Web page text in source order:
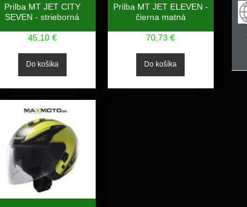
Prilba MT JET CITY
SEVEN - strieborná
45,10 €
Prilba MT JET ELEVEN -
čierna matná
70,73 €